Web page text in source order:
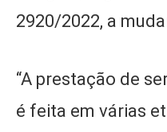
2920/2022, a
“A prestação de
é feita em várias